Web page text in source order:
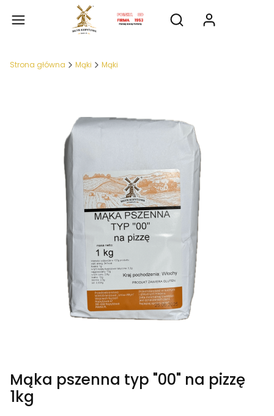
Otwórz wyszukiwarkę
Strona główna Mąki Mąki
Mąka pszenna typ "00" na pizzę
1kg